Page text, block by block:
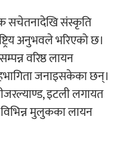
सचेतनादेखि संस्कृति
अनुभवले भरिएको छ।
वरिष्ठ लायन
जनाइसकेका छन्।
इटली लगायत
मुलुकका लायन